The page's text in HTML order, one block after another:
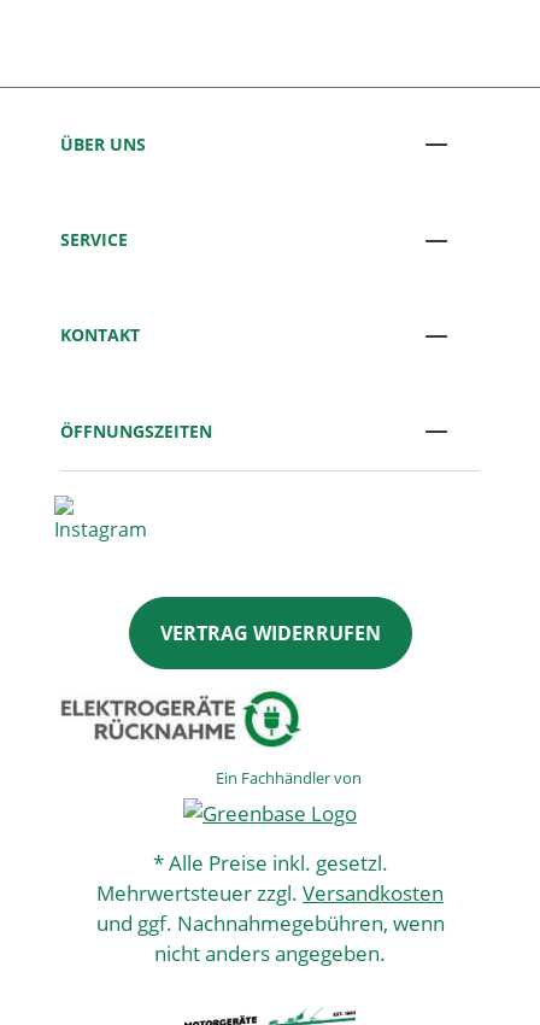
ÜBER UNS
SERVICE
KONTAKT
ÖFFNUNGSZEITEN
VERTRAG WIDERRUFEN
Ein Fachhändler von
* Alle Preise inkl. gesetzl.
Mehrwertsteuer zzgl. Versandkosten
und ggf. Nachnahmegebühren, wenn
nicht anders angegeben.